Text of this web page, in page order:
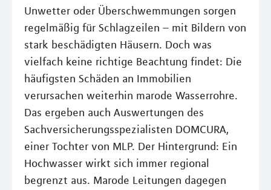
Unwetter oder Überschwemmungen sorgen
regelmäßig für Schlagzeilen – mit Bildern von
stark beschädigten Häusern. Doch was
vielfach keine richtige Beachtung findet: Die
häufigsten Schäden an Immobilien
verursachen weiterhin marode Wasserrohre.
Das ergeben auch Auswertungen des
Sachversicherungsspezialisten DOMCURA,
einer Tochter von MLP. Der Hintergrund: Ein
Hochwasser wirkt sich immer regional
begrenzt aus. Marode Leitungen dagegen